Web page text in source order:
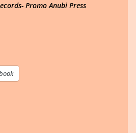
Promo Anubi Press